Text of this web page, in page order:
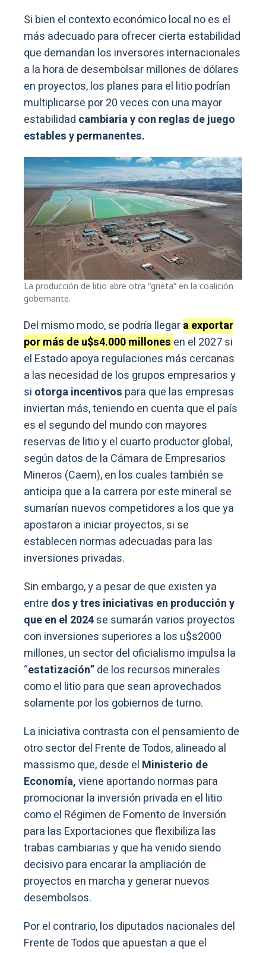
Si bien el contexto económico local no es el
más adecuado para ofrecer cierta estabilidad
que demandan los inversores internacionales
a la hora de desembolsar millones de dólares
en proyectos, los planes para el litio podrían
multiplicarse por 20 veces con una mayor
estabilidad cambiaria y con reglas de juego
estables y permanentes.
La producción de litio abre otra “grieta” en la coalición
gobernante.
Del mismo modo, se podría llegara exportar
por más de u$s4.000 millones en el 2027 si
el Estado apoya regulaciones más cercanas
a las necesidad de los grupos empresarios y
si otorga incentivos para que las empresas
inviertan más, teniendo en cuenta que el país
es el segundo del mundo con mayores
reservas de litio y el cuarto productor global,
según datos de la Cámara de Empresarios
Mineros (Caem), en los cuales también se
anticipa que a la carrera por este mineral se
sumarían nuevos competidores a los que ya
apostaron a iniciar proyectos, si se
establecen normas adecuadas para las
inversiones privadas.
Sin embargo, y a pesar de que existen ya
entre dos y tres iniciativas en producción y
que en el 2024se sumarán varios proyectos
con inversiones superiores a los u$s2000
millones, un sector del oficialismo impulsa la
“estatización”de los recursos minerales
como el litio para que sean aprovechados
solamente por los gobiernos de turno.
La iniciativa contrasta con el pensamiento de
otro sector del Frente de Todos, alineado al
massismo que, desde el Ministerio de
Economía,viene aportando normas para
promocionar la inversión privada en el litio
como el Régimen de Fomento de Inversión
para las Exportaciones que flexibiliza las
trabas cambiarias y que ha venido siendo
decisivo para encarar la ampliación de
proyectos en marcha y generar nuevos
desembolsos.
Por el contrario, los diputados nacionales del
Frente de Todos que apuestan a que el